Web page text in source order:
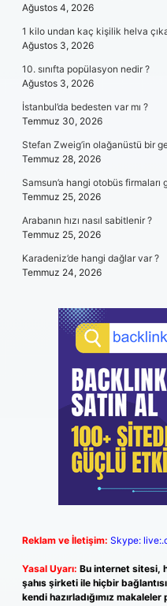
Ağustos 4, 2026
1 kilo undan kaç kişilik helva
Ağustos 3, 2026
10. sınıfta popülasyon nedir ?
Ağustos 3, 2026
İstanbul’da bedesten var mı ?
Temmuz 30, 2026
Stefan Zweig’in olağanüstü bir
Temmuz 28, 2026
Samsun’a hangi otobüs firmaları
Temmuz 25, 2026
Arabanın hızı nasıl sabitlenir ?
Temmuz 25, 2026
Karadeniz’de hangi dağlar var ?
Temmuz 24, 2026
Reklam ve İletişim: Skype:
Yasal Uyarı: Bu internet sitesi,
şahıs şirketi ile hiçbir
kendi hazırladığımız